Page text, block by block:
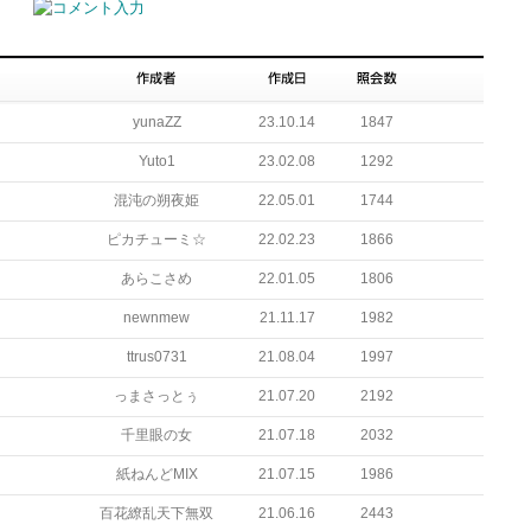
yunaZZ 23.10.14 1847
Yuto1 23.02.08 1292
混沌の朔夜姫 22.05.01 1744
ピカチューミ☆ 22.02.23 1866
あらこさめ 22.01.05 1806
newnmew 21.11.17 1982
ttrus0731 21.08.04 1997
っまさっとぅ 21.07.20 2192
千里眼の女 21.07.18 2032
紙ねんどMIX 21.07.15 1986
百花繚乱天下無双 21.06.16 2443